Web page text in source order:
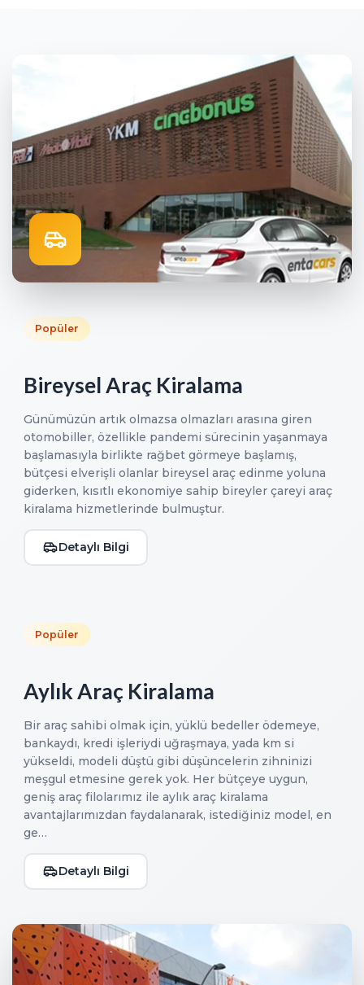
Popüler
Bireysel Araç Kiralama
Günümüzün artık olmazsa olmazları arasına giren
otomobiller, özellikle pandemi sürecinin yaşanmaya
başlamasıyla birlikte rağbet görmeye başlamış,
bütçesi elverişli olanlar bireysel araç edinme yoluna
giderken, kısıtlı ekonomiye sahip bireyler çareyi araç
kiralama hizmetlerinde bulmuştur.
Detaylı Bilgi
Popüler
Aylık Araç Kiralama
Bir araç sahibi olmak için, yüklü bedeller ödemeye,
bankaydı, kredi işleriydi uğraşmaya, yada km si
yükseldi, modeli düştü gibi düşüncelerin zihninizi
meşgul etmesine gerek yok. Her bütçeye uygun,
geniş araç filolarımız ile aylık araç kiralama
avantajlarımızdan faydalanarak, istediğiniz model, en
ge…
Detaylı Bilgi